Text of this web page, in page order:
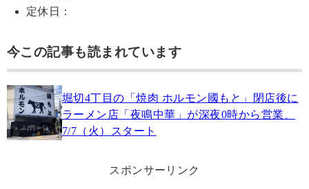
定休日：
今この記事も読まれています
堀切4丁目の「焼肉 ホルモン國もと」閉店後に
ラーメン店「夜鳴中華」が深夜0時から営業、
7/7（火）スタート
スポンサーリンク